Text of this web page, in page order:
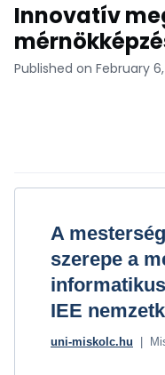
Innovatív
Published on February
A
szerepe a
IEE
uni-miskolc.hu |